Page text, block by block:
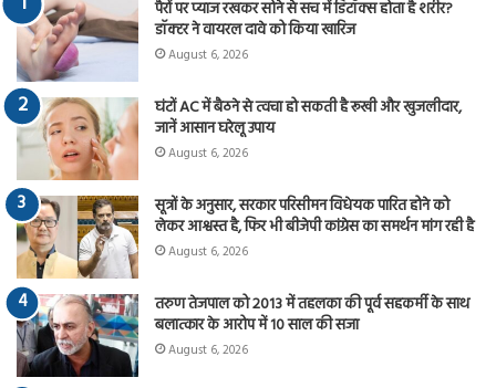
पैरों पर प्याज रखकर सोने से सच में डिटॉक्स होता है शरीर?
डॉक्टर ने वायरल दावे को किया खारिज
August 6, 2026
घंटों AC में बैठने से त्वचा हो सकती है रूखी और खुजलीदार,
जानें आसान घरेलू उपाय
August 6, 2026
सूत्रों के अनुसार, सरकार परिसीमन विधेयक पारित होने को
लेकर आश्वस्त है, फिर भी बीजेपी कांग्रेस का समर्थन मांग रही है
August 6, 2026
तरुण तेजपाल को 2013 में तहलका की पूर्व सहकर्मी के साथ
बलात्कार के आरोप में 10 साल की सजा
August 6, 2026